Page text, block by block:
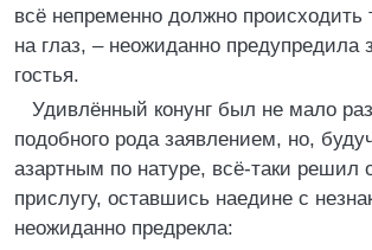
всё непременно должно происходить
на глаз, – неожиданно предупредила
гостья.
Удивлённый конунг был не мало
подобного рода заявлением, но,
азартным по натуре, всё-таки решил
прислугу, оставшись наедине с
неожиданно предрекла: